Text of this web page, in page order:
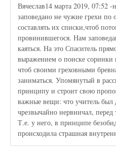
Вячеслав14 марта 2019, 07:52
заповедано не чужие грехи
составлять их списки,чтоб
провинившегося. Нам
каяться. На это Спаситель
выражением о поиске соринки
чтоб своими греховными
заниматься. Упомянутый в
принципу и строит свою
важные вещи: что учитель
чрезвычайно нервничал,
Т.е. у него, в принципе
происходила страшная